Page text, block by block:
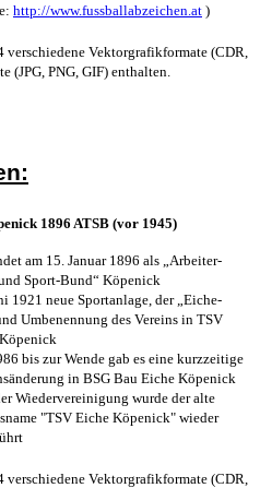
http://www.fussballabzeichen.at )
Vektorgrafikformate (CDR,
(JPG, PNG, GIF) enthalten.
1896 ATSB (vor 1945)
am 15. Januar 1896 als „Arbeiter-
Sport-Bund“ Köpenick
1921 neue Sportanlage, der „Eiche-
Umbenennung des Vereins in TSV
bis zur Wende gab es eine kurzzeitige
in BSG Bau Eiche Köpenick
Wiedervereinigung wurde der alte
"TSV Eiche Köpenick" wieder
Vektorgrafikformate (CDR,